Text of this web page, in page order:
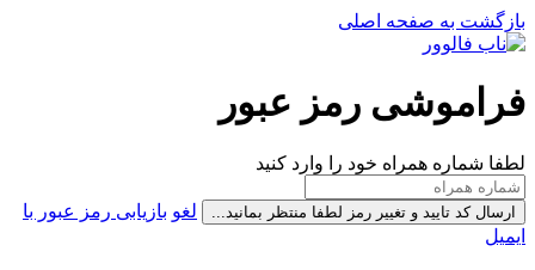
بازگشت به صفحه اصلی
فراموشی رمز عبور
لطفا شماره همراه خود را وارد کنید
ارسال کد تایید و تغییر رمز لطفا منتظر بمانید... لغو بازیابی رمز عبور با
ایمیل